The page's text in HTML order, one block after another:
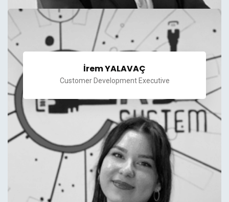
İrem YALAVAÇ
Customer Development Executive